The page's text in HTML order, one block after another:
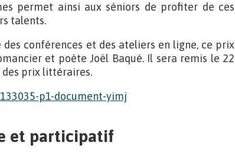
permet ainsi aux séniors de profiter de ces
talents.
des conférences et des ateliers en ligne, ce prix
et poète Joël Baqué. Il sera remis le 22
des prix littéraires.
et participatif